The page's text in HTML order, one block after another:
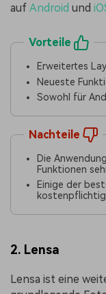
auf Android und
Vorteile
Erweitertes
Neueste
Sowohl für
Nachteile
Die
Funktionen
Einige der
2. Lensa
Lensa ist eine